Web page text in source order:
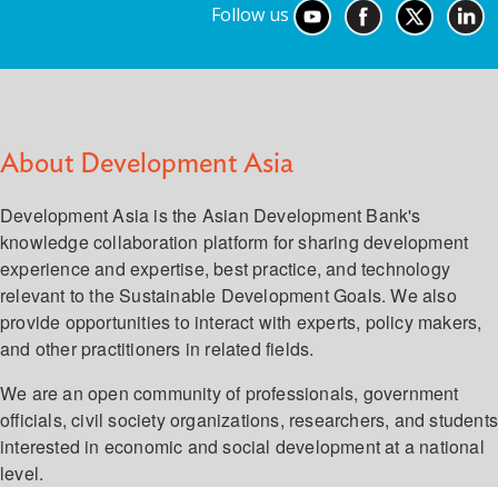
Follow us
About Development Asia
Development Asia is the Asian Development Bank's
knowledge collaboration platform for sharing development
experience and expertise, best practice, and technology
relevant to the Sustainable Development Goals. We also
provide opportunities to interact with experts, policy makers,
and other practitioners in related fields.
We are an open community of professionals, government
officials, civil society organizations, researchers, and students
interested in economic and social development at a national
level.